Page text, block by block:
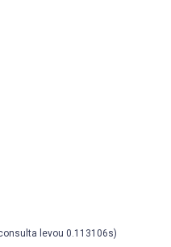
levou 0.113106s)